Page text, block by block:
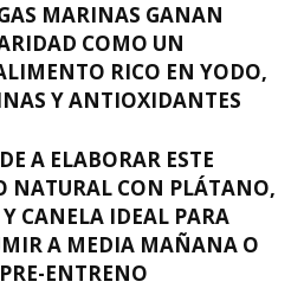
MARINAS GANAN
COMO UN
RICO EN YODO,
Y ANTIOXIDANTES
A ELABORAR ESTE
NATURAL CON PLÁTANO,
CANELA IDEAL PARA
A MEDIA MAÑANA O
ENTRENO